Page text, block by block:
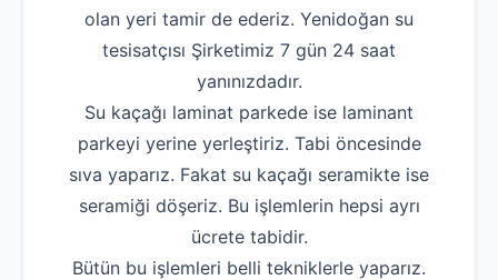
olan yeri tamir de ederiz. Yenidoğan su
tesisatçısı Şirketimiz 7 gün 24 saat
yanınızdadır.
Su kaçağı laminat parkede ise laminant
parkeyi yerine yerleştiriz. Tabi öncesinde
sıva yaparız. Fakat su kaçağı seramikte ise
seramiği döşeriz. Bu işlemlerin hepsi ayrı
ücrete tabidir.
Bütün bu işlemleri belli tekniklerle yaparız.